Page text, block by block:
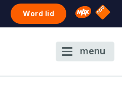
Word lid Omroep
NPO
menu